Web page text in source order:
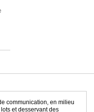
communication, en milieu
et desservant des